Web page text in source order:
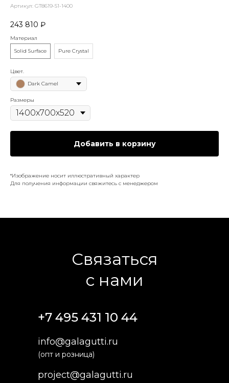
Артикул: GT8619-S1-1400
243 810 ₽
Материал
Solid Surface
Pure Crystal
Цвет.
Dark Camel
Размеры
Добавить в корзину
*Изображение носит иллюстративный характер
Для получения информации свяжитесь с менеджером
Связаться
с нами
project@galagutti.ru
(опт и розница)
info@galagutti.ru
+7 495 431 10 44